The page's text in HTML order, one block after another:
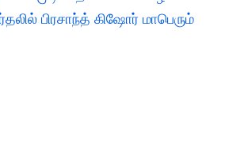
பிரசாந்த் கிஷோர் மாபெரும்